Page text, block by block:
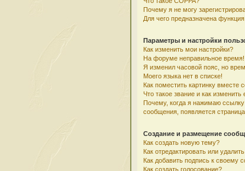
Почему я не могу
Для чего предназначена
Параметры и настройки
Как изменить мои настройки?
На форуме неправильное время!
Я изменил часовой пояс, но
Моего языка нет в списке!
Как поместить картинку вместе
Что такое звание и как изменить
Почему, когда я нажимаю ссылку
сообщения, появляется
Создание и размещение
Как создать новую тему?
Как отредактировать или
Как добавить подпись к своему
Как создать голосование?